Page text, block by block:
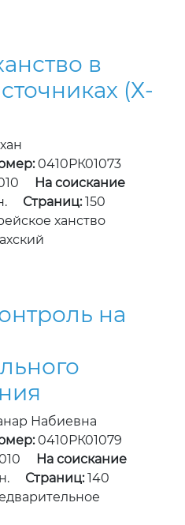
в
(Х-
0410РК01073
На соискание
Страниц:150
ханство
на
Набиевна
0410РК01079
На соискание
Страниц:140